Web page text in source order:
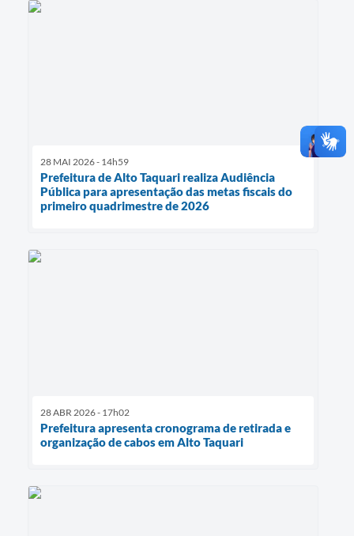
28 MAI 2026 - 14h59
Prefeitura de Alto Taquari realiza Audiência
Pública para apresentação das metas fiscais do
primeiro quadrimestre de 2026
28 ABR 2026 - 17h02
Prefeitura apresenta cronograma de retirada e
organização de cabos em Alto Taquari